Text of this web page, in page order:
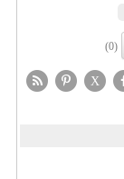
(0)
X